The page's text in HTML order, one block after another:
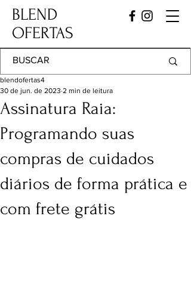
BLEND
OFERTAS
Assinatura Raia:
Programando suas
compras de cuidados
diários de forma prática e
com frete grátis
blendofertas4
30 de jun. de 2023 2 min de leitura